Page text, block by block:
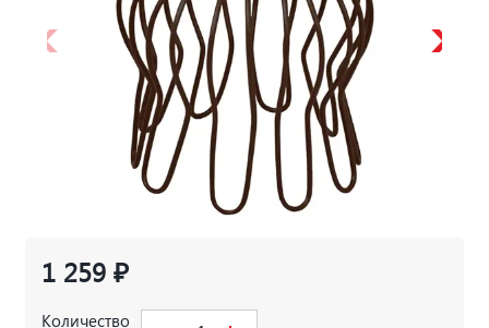
1 259 ₽
Количество